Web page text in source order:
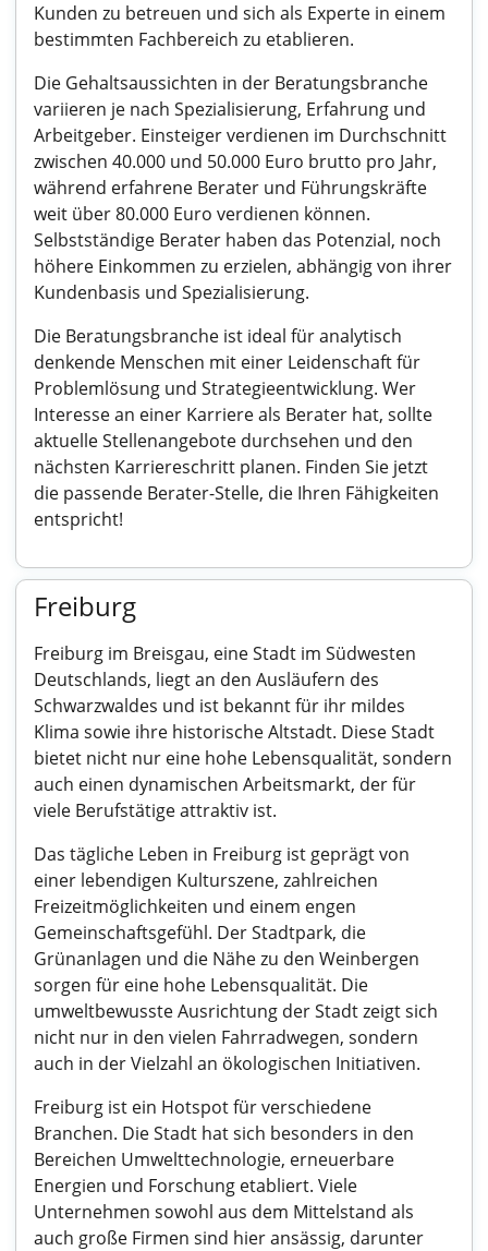
Kunden zu betreuen und sich als Experte in einem
bestimmten Fachbereich zu etablieren.
Die Gehaltsaussichten in der Beratungsbranche
variieren je nach Spezialisierung, Erfahrung und
Arbeitgeber. Einsteiger verdienen im Durchschnitt
zwischen 40.000 und 50.000 Euro brutto pro Jahr,
während erfahrene Berater und Führungskräfte
weit über 80.000 Euro verdienen können.
Selbstständige Berater haben das Potenzial, noch
höhere Einkommen zu erzielen, abhängig von ihrer
Kundenbasis und Spezialisierung.
Die Beratungsbranche ist ideal für analytisch
denkende Menschen mit einer Leidenschaft für
Problemlösung und Strategieentwicklung. Wer
Interesse an einer Karriere als Berater hat, sollte
aktuelle Stellenangebote durchsehen und den
nächsten Karriereschritt planen. Finden Sie jetzt
die passende Berater-Stelle, die Ihren Fähigkeiten
entspricht!
Freiburg
Freiburg im Breisgau, eine Stadt im Südwesten
Deutschlands, liegt an den Ausläufern des
Schwarzwaldes und ist bekannt für ihr mildes
Klima sowie ihre historische Altstadt. Diese Stadt
bietet nicht nur eine hohe Lebensqualität, sondern
auch einen dynamischen Arbeitsmarkt, der für
viele Berufstätige attraktiv ist.
Das tägliche Leben in Freiburg ist geprägt von
einer lebendigen Kulturszene, zahlreichen
Freizeitmöglichkeiten und einem engen
Gemeinschaftsgefühl. Der Stadtpark, die
Grünanlagen und die Nähe zu den Weinbergen
sorgen für eine hohe Lebensqualität. Die
umweltbewusste Ausrichtung der Stadt zeigt sich
nicht nur in den vielen Fahrradwegen, sondern
auch in der Vielzahl an ökologischen Initiativen.
Freiburg ist ein Hotspot für verschiedene
Branchen. Die Stadt hat sich besonders in den
Bereichen Umwelttechnologie, erneuerbare
Energien und Forschung etabliert. Viele
Unternehmen sowohl aus dem Mittelstand als
auch große Firmen sind hier ansässig, darunter